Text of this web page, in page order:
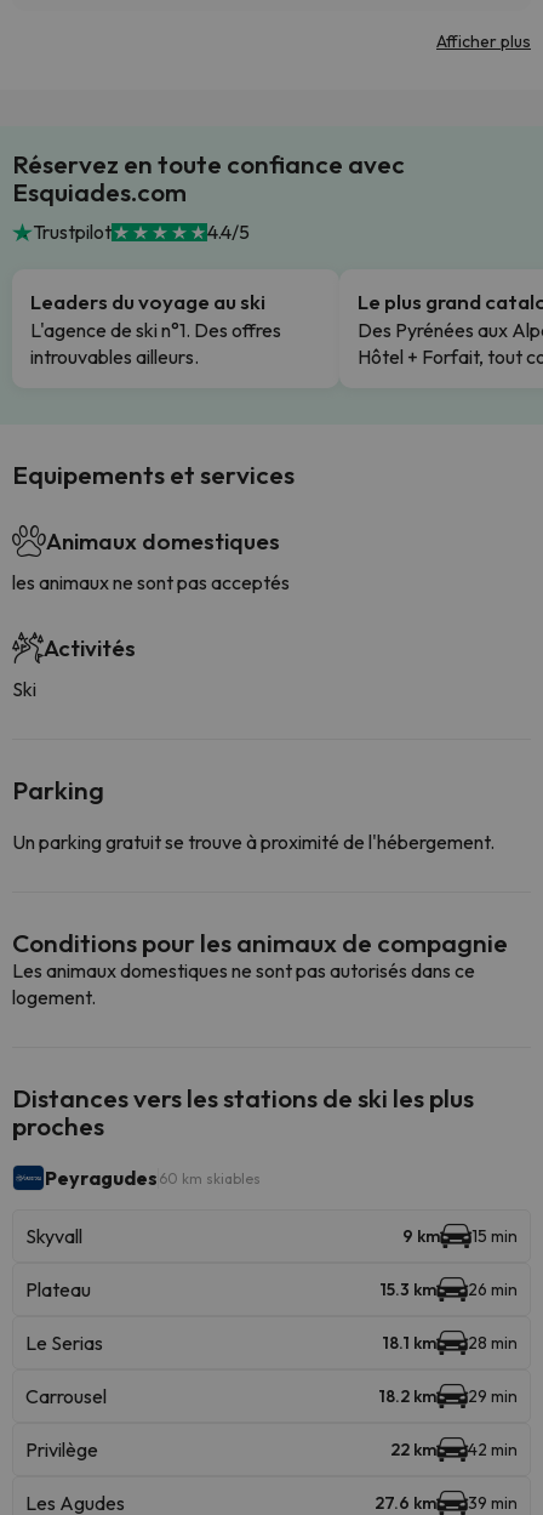
Afficher plus
Réservez en toute confiance avec
Esquiades.com
Trustpilot 4.4/5
Leaders du voyage au ski
L'agence de ski n°1. Des offres
introuvables ailleurs.
Le plus grand
Des Pyrénées aux
Hôtel + Forfait, tout
Equipements et services
Animaux domestiques
les animaux ne sont pas acceptés
Activités
Ski
Parking
Un parking gratuit se trouve à proximité de l'hébergement.
Conditions pour les animaux de compagnie
Les animaux domestiques ne sont pas autorisés dans ce
logement.
Distances vers les stations de ski les plus
proches
Peyragudes 60 km skiables
Skyvall 9 km 15 min
Plateau 15.3 km 26 min
Le Serias 18.1 km 28 min
Carrousel 18.2 km 29 min
Privilège 22 km 42 min
Les Agudes 27.6 km 39 min